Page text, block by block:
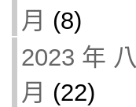
月 (8)
2023 年 八
月 (22)